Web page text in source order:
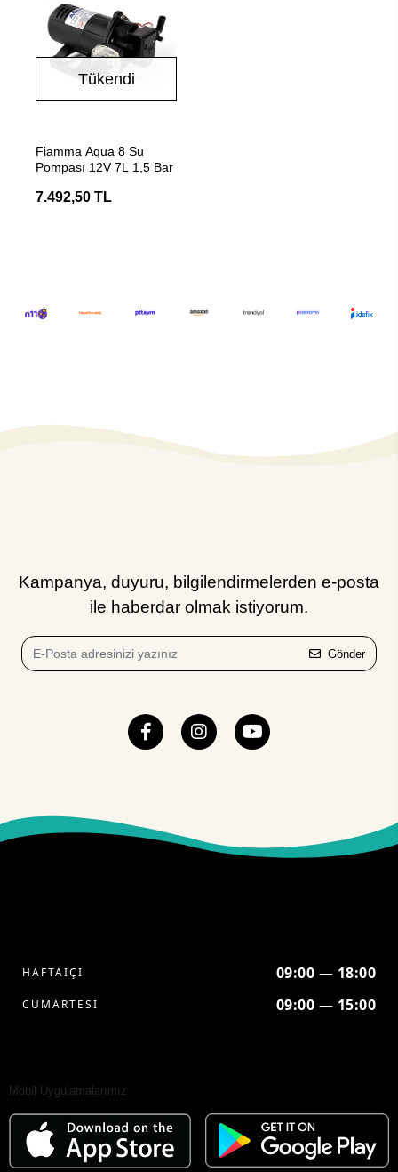
Tükendi
Fiamma Aqua 8 Su
Pompası 12V 7L 1,5 Bar
7.492,50 TL
Kampanya, duyuru, bilgilendirmelerden e-posta
ile haberdar olmak istiyorum.
Gönder
HAFTAİÇİ 09:00 — 18:00
CUMARTESİ 09:00 — 15:00
Mobil Uygulamalarımız